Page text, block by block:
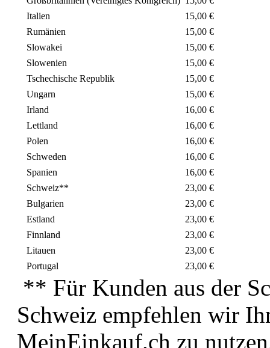
Italien
15,00 €
Rumänien
15,00 €
Slowakei
15,00 €
Slowenien
15,00 €
Tschechische Republik
15,00 €
Ungarn
15,00 €
Irland
16,00 €
Lettland
16,00 €
Polen
16,00 €
Schweden
16,00 €
Spanien
16,00 €
Schweiz**
23,00 €
Bulgarien
23,00 €
Estland
23,00 €
Finnland
23,00 €
Litauen
23,00 €
Portugal
23,00 €
** Für Kunden aus der
Schweiz empfehlen wir
MeinEinkauf.ch zu